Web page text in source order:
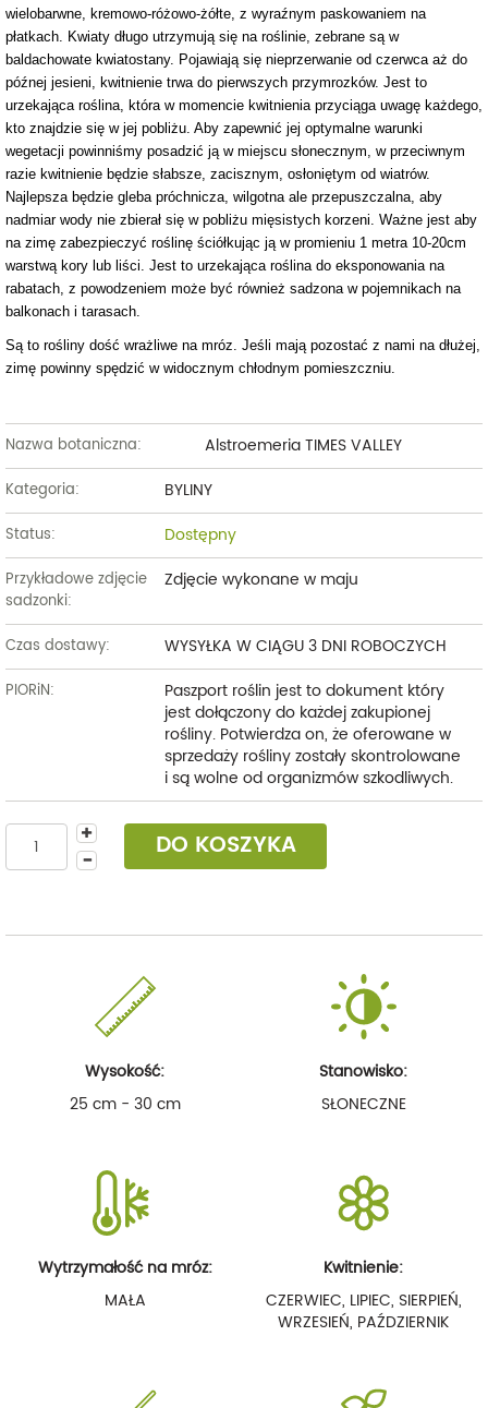
wielobarwne, kremowo-różowo-żółte, z wyraźnym paskowaniem na
płatkach. Kwiaty długo utrzymują się na roślinie, zebrane są w
baldachowate kwiatostany. Pojawiają się nieprzerwanie od czerwca aż do
późnej jesieni, kwitnienie trwa do pierwszych przymrozków. Jest to
urzekająca roślina, która w momencie kwitnienia przyciąga uwagę każdego,
kto znajdzie się w jej pobliżu. Aby zapewnić jej optymalne warunki
wegetacji powinniśmy posadzić ją w miejscu słonecznym, w przeciwnym
razie kwitnienie będzie słabsze, zacisznym, osłoniętym od wiatrów.
Najlepsza będzie gleba próchnicza, wilgotna ale przepuszczalna, aby
nadmiar wody nie zbierał się w pobliżu mięsistych korzeni. Ważne jest aby
na zimę zabezpieczyć roślinę ściółkując ją w promieniu 1 metra 10-20cm
warstwą kory lub liści. Jest to urzekająca roślina do eksponowania na
rabatach, z powodzeniem może być również sadzona w pojemnikach na
balkonach i tarasach.
Są to rośliny dość wrażliwe na mróz. Jeśli mają pozostać z nami na dłużej,
zimę powinny spędzić w widocznym chłodnym pomieszczniu.
Nazwa botaniczna: Alstroemeria TIMES VALLEY
Kategoria: BYLINY
Status: Dostępny
Przykładowe zdjęcie
sadzonki:
Zdjęcie wykonane w maju
Czas dostawy: WYSYŁKA W CIĄGU 3 DNI ROBOCZYCH
PIORiN:
Paszport roślin jest to dokument który
jest dołączony do każdej zakupionej
rośliny. Potwierdza on, że oferowane w
sprzedaży rośliny zostały skontrolowane
i są wolne od organizmów szkodliwych.
DO KOSZYKA
Wysokość:
25 cm - 30 cm
Stanowisko:
SŁONECZNE
Wytrzymałość na mróz:
MAŁA
Kwitnienie:
CZERWIEC, LIPIEC, SIERPIEŃ,
WRZESIEŃ, PAŹDZIERNIK